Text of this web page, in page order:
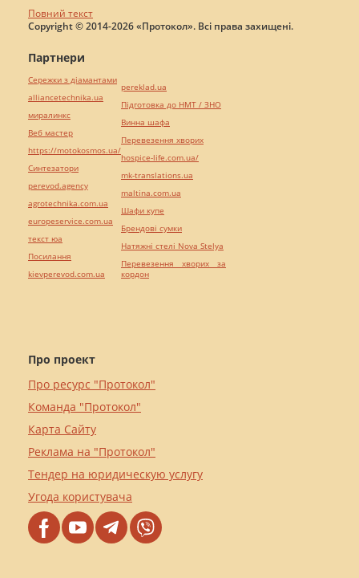
Повний текст
Copyright © 2014-2026 «Протокол». Всі права захищені.
Про проект
Про ресурс "Протокол"
Команда "Протокол"
Карта Сайту
Реклама на "Протокол"
Тендер на юридическую услугу
Угода користувача
Партнери
Сережки з діамантами
alliancetechnika.ua
миралинкс
Веб мастер
https://motokosmos.ua/
Синтезатори
perevod.agency
agrotechnika.com.ua
europeservice.com.ua
текст юа
Посилання
kievperevod.com.ua
pereklad.ua
Підготовка до НМТ / ЗНО
Винна шафа
Перевезення хворих
hospice-life.com.ua/
mk-translations.ua
maltina.com.ua
Шафи купе
Брендові сумки
Натяжні стелі Nova Stelya
Перевезення хворих за
кордон